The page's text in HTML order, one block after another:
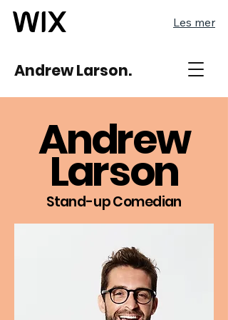
Les mer